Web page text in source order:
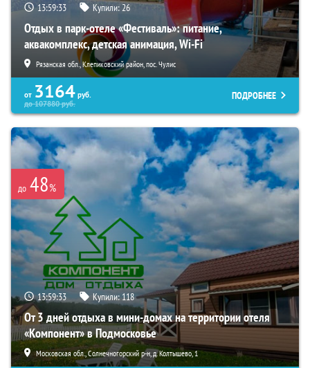
13:59:32 Купили:26
Отдых в парк-отеле «Фестиваль»: питание,
аквакомплекс, детская анимация, Wi-Fi
Рязанская обл., Клепиковский район, пос. Чулис
от 3164 руб.
до107880руб.
ПОДРОБНЕЕ
до 48%
13:59:32 Купили: 118
От 3 дней отдыха в мини-домах на территории отеля
«Компонент» в Подмосковье
Московская обл., Солнечногорский р-н, д. Колтышево, 1